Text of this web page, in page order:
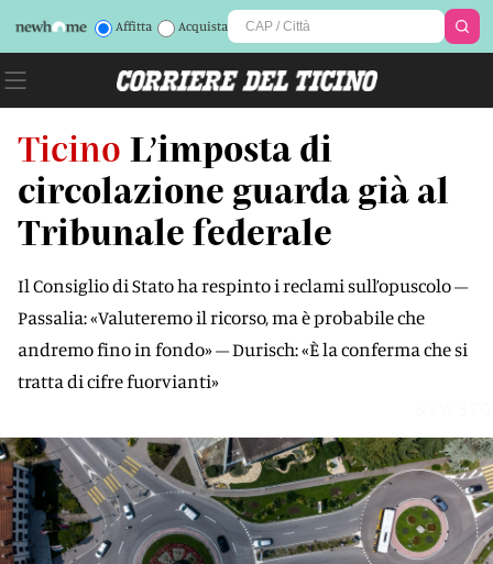
Affitta Acquista
Ticino L’imposta di
circolazione guarda già al
Tribunale federale
Il Consiglio di Stato ha respinto i reclami sull’opuscolo –
Passalia: «Valuteremo il ricorso, ma è probabile che
andremo fino in fondo» – Durisch: «È la conferma che si
tratta di cifre fuorvianti»